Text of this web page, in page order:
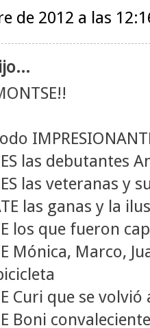
de 2012 a las
las debutantes
las veteranas y
las ganas y la
los que fueron
Mónica, Marco,
Curi que se
Boni